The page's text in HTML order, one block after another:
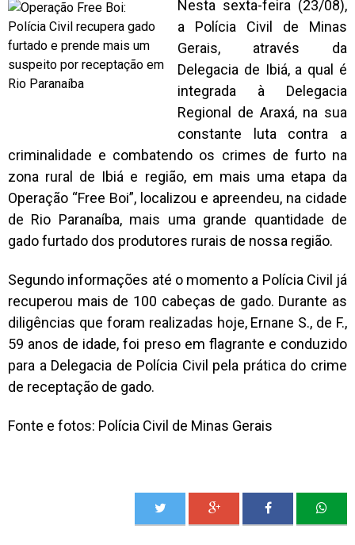
Nesta sexta-feira (23/08),
a Polícia Civil de Minas
Gerais, através da
Delegacia de Ibiá, a qual é
integrada à Delegacia
Regional de Araxá, na sua
constante luta contra a
criminalidade e combatendo os crimes de furto na
zona rural de Ibiá e região, em mais uma etapa da
Operação “Free Boi”, localizou e apreendeu, na cidade
de Rio Paranaíba, mais uma grande quantidade de
gado furtado dos produtores rurais de nossa região.
Segundo informações até o momento a Polícia Civil já
recuperou mais de 100 cabeças de gado. Durante as
diligências que foram realizadas hoje, Ernane S., de F.,
59 anos de idade, foi preso em flagrante e conduzido
para a Delegacia de Polícia Civil pela prática do crime
de receptação de gado.
Fonte e fotos: Polícia Civil de Minas Gerais